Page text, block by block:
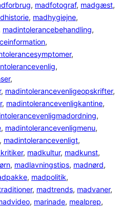
, madfotograf, madgæst
, madhygiejne
madintolerancebehandling
, madintolerancevenligeopskrifter
, madintolerancevenligkantine
, madintolerancevenligmenu
, madintolerancevenligt
, madkultur, madkunst
, madlavningstips, madnørd
, madpolitik
, madtrends, madvaner
, marinade, mealprep